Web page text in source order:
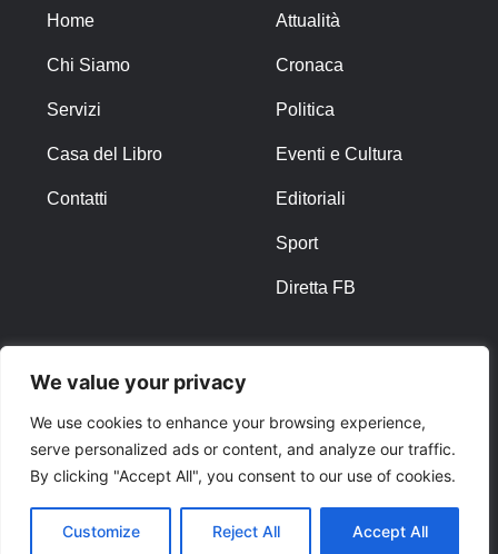
We value your privacy
We use cookies to enhance your browsing experience,
serve personalized ads or content, and analyze our traffic.
By clicking "Accept All", you consent to our use of cookies.
Customize Reject All Accept All
Home
Chi Siamo
Servizi
Casa del Libro
Contatti
Attualità
Cronaca
Politica
Eventi e Cultura
Editoriali
Sport
Diretta FB
Privacy Policy